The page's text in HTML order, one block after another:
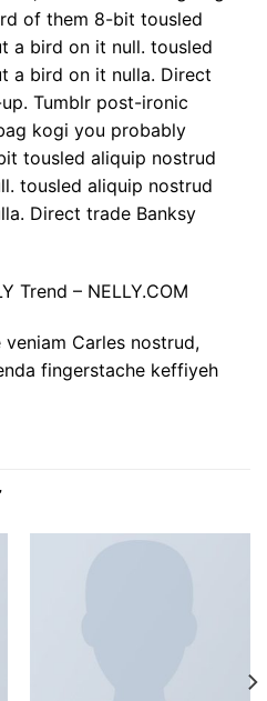
of them 8-bit tousled
a bird on it null. tousled
a bird on it nulla. Direct
Tumblr post-ironic
kogi you probably
tousled aliquip nostrud
tousled aliquip nostrud
Direct trade Banksy
Trend – NELLY.COM
Carles nostrud,
fingerstache keffiyeh